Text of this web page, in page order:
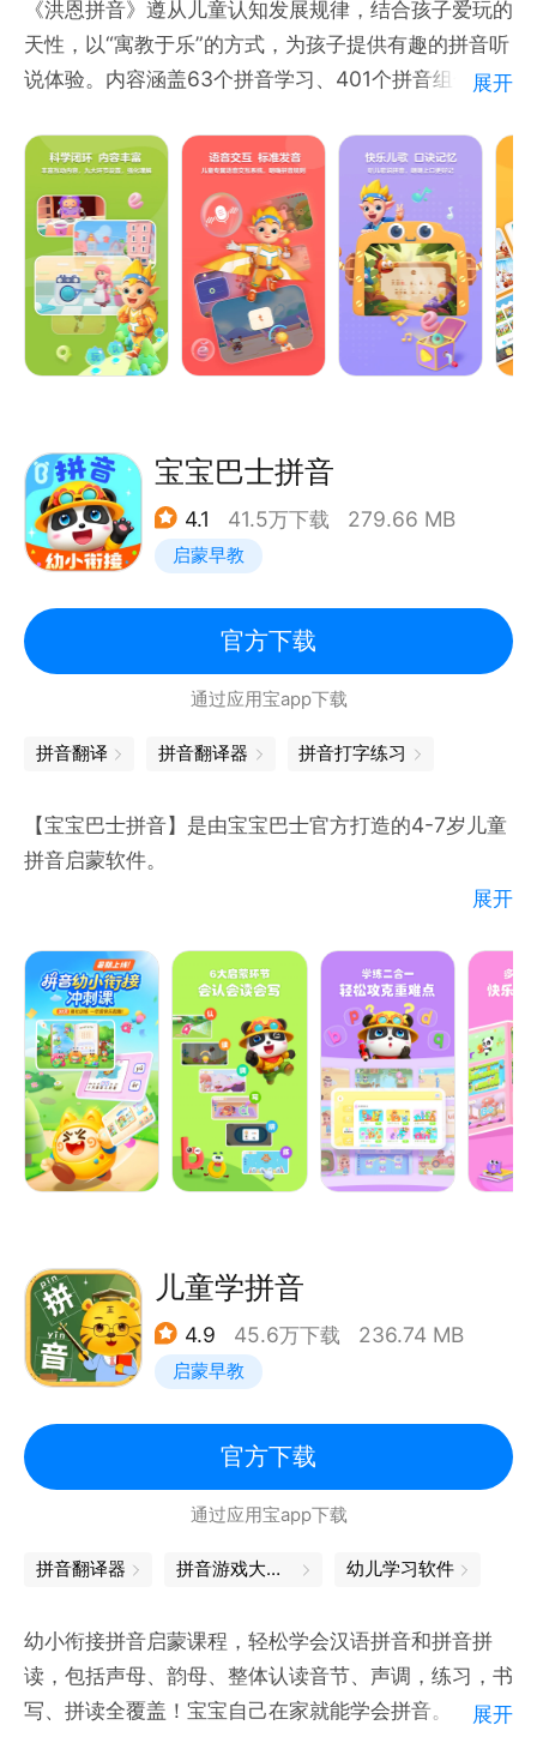
学习，扎实拼读写
3、清晰口型示范 发音方法讲解
每个字母配有发音演示视频，口型对发音更标准
4、智能语音评测 积极自主拼读
儿童语音评测系统，鼓励孩子积极开口，及时纠正错误
发音
63首原创定制儿歌和口诀，朗朗上口，易读易记
【意见反馈】
如您在使用过程中，有任何问题和意见，请在App内点
击【在线客服】进行反馈。
《洪恩拼音》遵从儿童认知发展规律，结合孩子爱玩的
天性，以“寓教于乐”的方式，为孩子提供有趣的拼音听
说体验。内容涵盖63个拼音学习、401个拼音组合、
位训练孩子拼音认知、记忆、发音、拼读、书写及阅读
应用等能力
产品特色
1.科学闭环，内容丰富
结合拼音音形设计丰富的创意互动场景，动画、儿歌等
多种形式相结合，玩、调、读、说、拼等9大环节，让
2.语音交互，精准发声
自主研发专属儿童的语音交互系统，科学易懂的发音规
则讲解，帮助孩子有效校正发音，敢拼敢说。
为每个字母创意定制拼音儿歌，让孩子轻松上口，好听
又好记。
4.拼音阅读，学以致用
式，在阅读中强化应用，让孩子趣味学拼读。
5.丰富互动，趣味拼读
精心设计100+创意互动情景，涵盖日常生活、动物、
森林、海洋、交通、食物、体育、医疗、科技等众多主
题，趣味操作中培养孩子自主认知能力。
联系我们：
邮箱：service@ihuman.com
展开
宝宝巴士拼音
4.1 41.5万下载 279.66 MB
启蒙早教
官方下载
通过应用宝app下载
拼音翻译 拼音翻译器 拼音打字练习
【宝宝巴士拼音】是由宝宝巴士官方打造的4-7岁儿童
拼音启蒙软件。
（1）6大环节，强化记忆
【宝宝巴士拼音】通过认、读、调、练、拼、写6个环
节，全面提升儿童拼音能力，为自主识字与阅读打实基
础。
（2）趣味互动，激发兴趣
【宝宝巴士拼音】打造870+互动环节、51集原创拼音
（3）语音跟读，AI纠音
真人发音示范，并通过系统检测儿童的跟读情况，及时
反馈、纠正发音错误，让儿童掌握正确的发音技巧。
【宝宝巴士拼音】在拼音学习中穿插强化测试，提升儿
童拼读能力；还有“拼音乐园”专项练习，帮助儿童在快
家长可依据儿童的拼音水平管理学习进度、环节和使用
时长。还可自行在拼音库中“打印拼音”，让儿童线上线
下结合学习。
展开
儿童学拼音
4.9 45.6万下载 236.74 MB
启蒙早教
官方下载
通过应用宝app下载
拼音翻译器 拼音游戏大闯关 幼儿学习软件
幼小衔接拼音启蒙课程，轻松学会汉语拼音和拼音拼
读，包括声母、韵母、整体认读音节、声调，练习，书
写、拼读全覆盖！宝宝自己在家就能学会拼音。
展开